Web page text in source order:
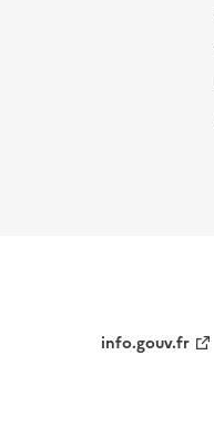
info.gouv.fr